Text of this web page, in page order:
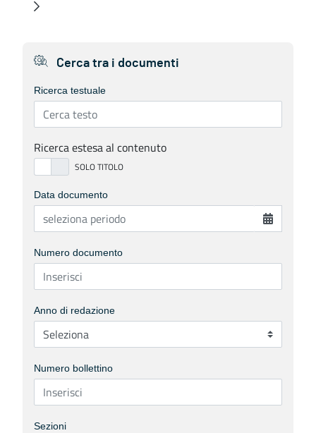
Cerca tra i documenti
Ricerca testuale
Ricerca estesa al contenuto
Data documento
Numero documento
Anno di redazione
Numero bollettino
Sezioni